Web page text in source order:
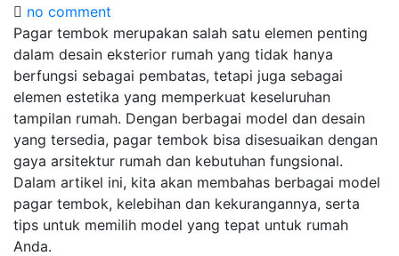
no comment
Pagar tembok merupakan salah satu elemen penting
dalam desain eksterior rumah yang tidak hanya
berfungsi sebagai pembatas, tetapi juga sebagai
elemen estetika yang memperkuat keseluruhan
tampilan rumah. Dengan berbagai model dan desain
yang tersedia, pagar tembok bisa disesuaikan dengan
gaya arsitektur rumah dan kebutuhan fungsional.
Dalam artikel ini, kita akan membahas berbagai model
pagar tembok, kelebihan dan kekurangannya, serta
tips untuk memilih model yang tepat untuk rumah
Anda.